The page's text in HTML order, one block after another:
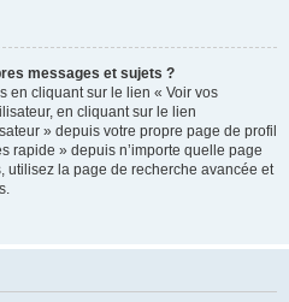
messages et sujets ?
en cliquant sur le lien « Voir vos
en cliquant sur le lien
» depuis votre propre page de profil
rapide » depuis n’importe quelle page
utilisez la page de recherche avancée et